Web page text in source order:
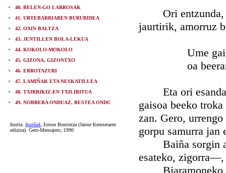
40. BELEN-GO LARROSAK
41. URTEBARRIAREN BURUBIDEA
42. OXIN BALTZA
43. JENTILLEN BOLA-LEKUA
44. KOKOLO-MOKOLO
45. GIZONA, GIZONTXO
46. ERROTAZURI
47. LAMIÑAK ETA NESKATILLEA
48. TXIRRIKIZ-EN TXILIBITUA
49. NORBERA ONDUAZ, BESTEA ONDU
Iturria: Ipuiñak, Errose Bustintza (Jaime Kerexetaren
edizioa). Gero-Mensajero, 1990
Ori entzunda,
jaurtirik, amorruz
Ume gaizto,
oa beerantz,
Eta ori esanda
gaisoa beeko
zan. Gero,
gorpu samurra jan
Baiña sorgin
esateko, zigorra—,
Biaramoneko